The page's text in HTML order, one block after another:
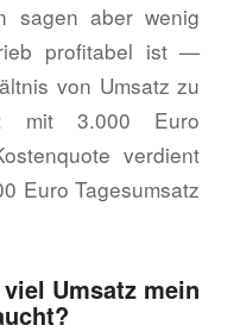
sagen aber wenig
profitabel ist —
von Umsatz zu
mit 3.000 Euro
verdient
Euro Tagesumsatz
Umsatz mein